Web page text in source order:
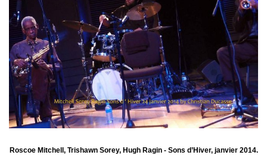
Roscoe Mitchell, Trishawn Sorey, Hugh Ragin - Sons d’Hiver, janvier 2014.